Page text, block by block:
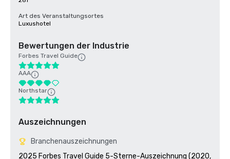
Art des Veranstaltungsortes
Luxushotel
Bewertungen der Industrie
Forbes Travel Guide
AAA
Northstar
Auszeichnungen
Branchenauszeichnungen
2025 Forbes Travel Guide 5-Sterne-Auszeichnung (2020,